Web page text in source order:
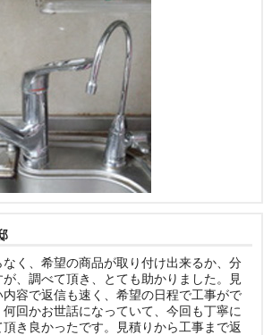
く、希望の商品が取り付け出来るか、分
、調べて頂き、とても助かりました。見
容で返信も速く、希望の日程で工事がで
回かお世話になっていて、今回も丁寧に
き良かったです。見積りから工事まで返